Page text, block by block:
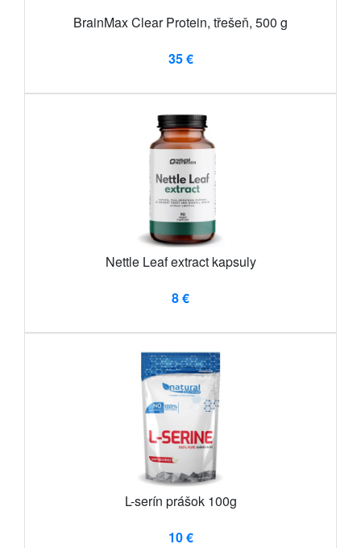
BrainMax Clear Protein, třešeň, 500 g
35 €
Nettle Leaf extract kapsuly
8 €
L-serín prášok 100g
10 €